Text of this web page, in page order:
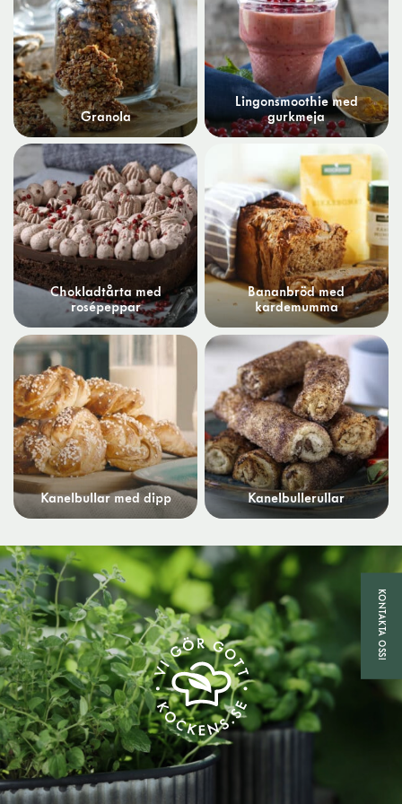
Granola
Lingonsmoothie med
gurkmeja
Chokladtårta med
rosépeppar
Bananbröd med
kardemumma
Kanelbullar med dipp Kanelbullerullar
KONTAKTA OSS!